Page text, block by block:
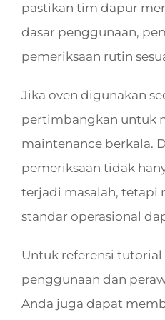
pastikan tim dapur
dasar penggunaan,
pemeriksaan rutin
Jika oven digunakan
pertimbangkan untuk
maintenance berkala.
pemeriksaan tidak
terjadi masalah, tetapi
standar operasional
Untuk referensi
penggunaan dan
Anda juga dapat